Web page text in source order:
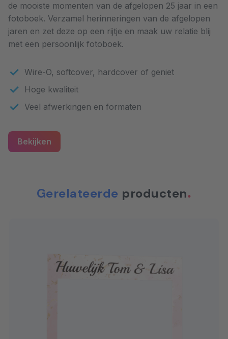
de mooiste momenten van de afgelopen 25 jaar in een
fotoboek. Verzamel herinneringen van de afgelopen
jaren en zet deze op een rijtje en maak uw relatie blij
met een persoonlijk fotoboek.
Wire-O, softcover, hardcover of geniet
Hoge kwaliteit
Veel afwerkingen en formaten
Bekijken
Gerelateerde producten